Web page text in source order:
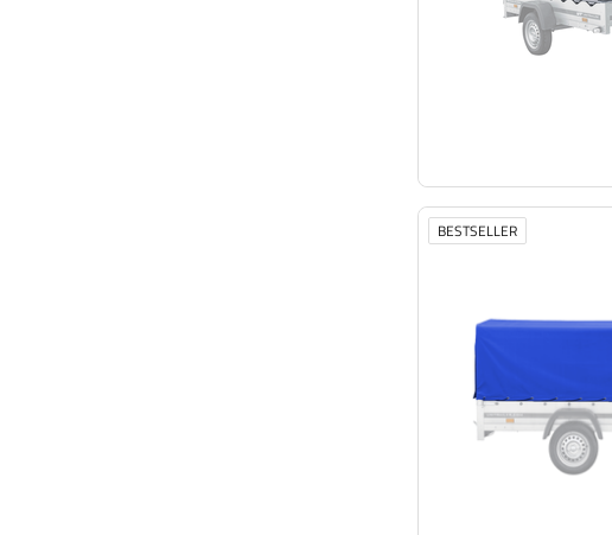
BESTSELLER